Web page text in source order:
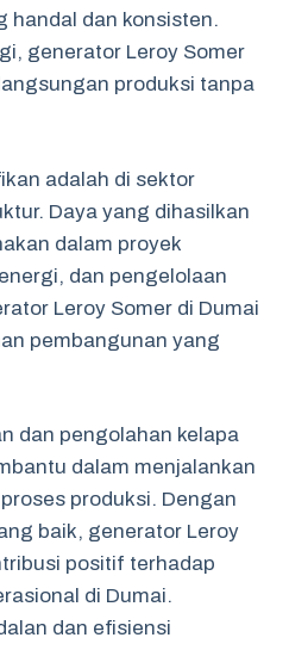
handal dan konsisten.
generator Leroy Somer
produksi tanpa
adalah di sektor
Daya yang dihasilkan
dalam proyek
dan pengelolaan
Leroy Somer di Dumai
pembangunan yang
dan pengolahan kelapa
dalam menjalankan
produksi. Dengan
baik, generator Leroy
positif terhadap
di Dumai.
dan efisiensi